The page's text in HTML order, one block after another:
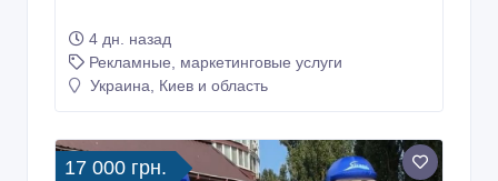
4 дн. назад
Рекламные, маркетинговые услуги
Украина, Киев и область
17 000 грн.